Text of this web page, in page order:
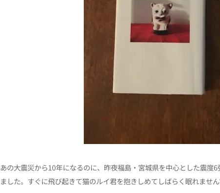
あの大震災から10年になるのに、昨夜福島・宮城県を中心とした震度
ました。すぐに飛び起きて猫のルイ君を抱きしめてしばらく眠れません